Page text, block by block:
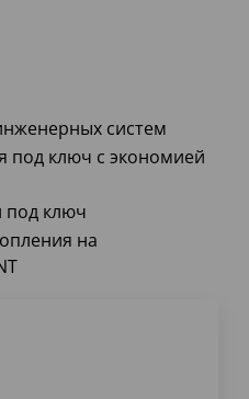
систем
под ключ с экономией
под ключ
на